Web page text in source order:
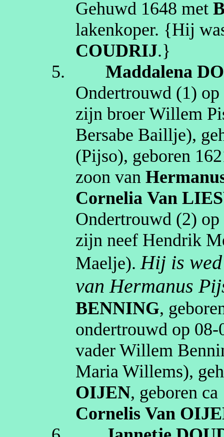
Gehuwd 1648 met
lakenkoper. {Hij
COUDRIJ.}
5.
Maddalena
Ondertrouwd (1) op
zijn broer Willem
Bersabe Baillje),
(Pijso), geboren
zoon van
Cornelia Van
Ondertrouwd (2) op
zijn neef Hendrik
Maelje).Hij is
van Hermanus
BENNING,
ondertrouwd op
vader Willem
Maria Willems),
OIJEN, geboren ca
Cornelis Van